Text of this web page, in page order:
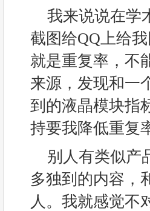
我来说说在学
截图给QQ上给
就是重复率，不
来源，发现和一
到的液晶模块指
持要我降低重复
别人有类似产
多独到的内容，
人。我就感觉不